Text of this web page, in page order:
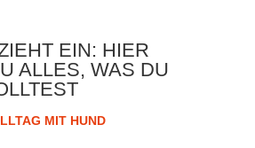
EIN: HIER
ALLES, WAS DU
MIT HUND